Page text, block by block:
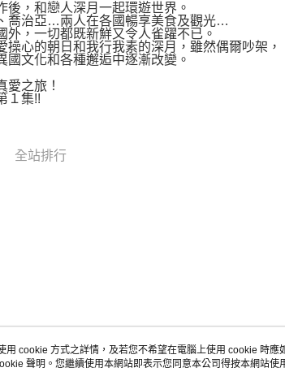
後，和戀人深月一起環遊世界。
喬治亞…兩人在各國暢享美食及觀光…
外，一切都既新鮮又令人雀躍不已。
操心的朝日和我行我素的深月，雖然偶爾吵架，
國文化和各種邂逅中逐漸改變。
愛之旅！
１集!!
全站排行
於我們 客服資訊
用 cookie 方式之詳情，及若您不希望在電腦上使用 cookie 時應
聲明。您繼續使用本網站即表示您同意本公司得按本網站使